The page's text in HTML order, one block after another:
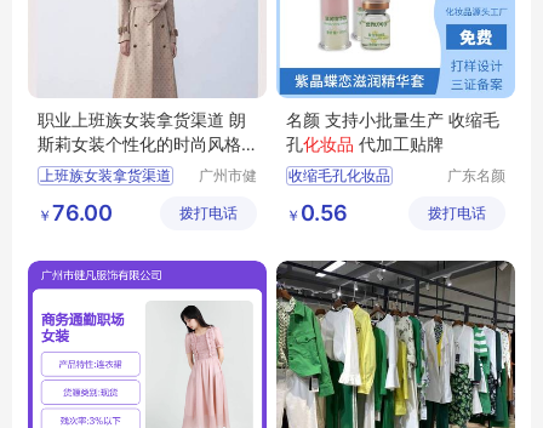
职业上班族女装拿货渠道 朗
斯莉女装个性化的时尚风格
广州服装市场
上班族女装拿货渠道
广州服装市场
广州市健
限公司
￥ 76.00 拨打电话
名颜 支持小批量生产 收缩毛
孔化妆品 代加工贴牌
收缩毛孔化妆品
化妆品OEM
化妆品贴牌
广东名颜
限公司
￥ 0.56 拨打电话